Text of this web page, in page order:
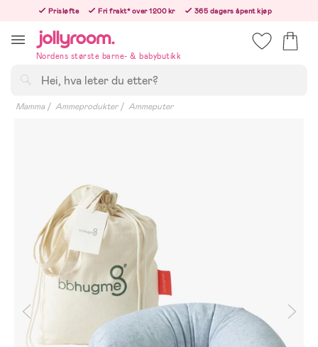
innehållet
Prisløfte Fri frakt* over 1200 kr
365 dagers åpent kjøp
Nordens største barne- & babybutikk
Mamma Ammeprodukter Ammeputer